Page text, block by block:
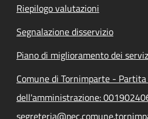
Riepilogo valutazioni
Segnalazione disservizio
Piano di miglioramento dei
Comune di Tornimparte - Partita
dell'amministrazione: